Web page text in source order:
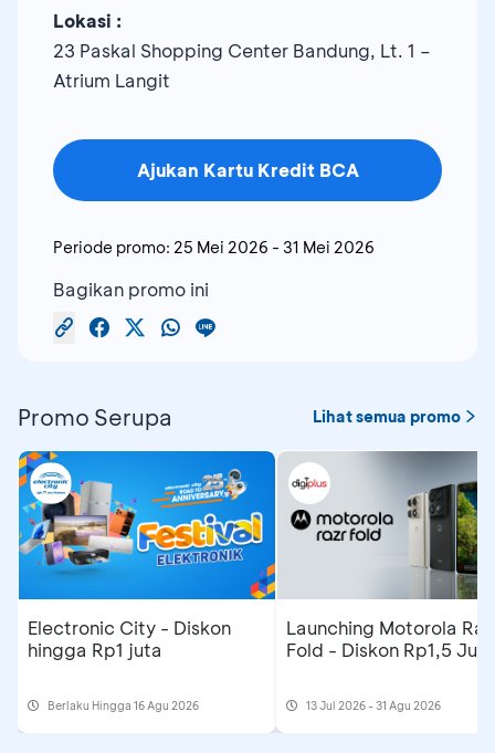
Lokasi :
23 Paskal Shopping Center Bandung, Lt. 1 –
Atrium Langit
Ajukan Kartu Kredit BCA
Periode promo: 25 Mei 2026 - 31 Mei 2026
Bagikan promo ini
Promo Serupa Lihat semua promo
Electronic City - Diskon
hingga Rp1 juta
Berlaku Hingga 16 Agu 2026
Launching Motorola
Fold - Diskon Rp1,5 Juta
13 Jul 2026 - 31 Agu 2026